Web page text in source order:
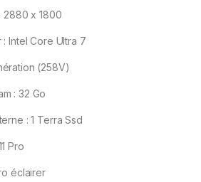
2880 x 1800
Intel Core Ultra 7
(258V)
: 32 Go
: 1 Terra Ssd
Pro
éclairer